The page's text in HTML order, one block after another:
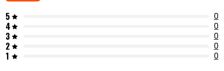
5 0
4 0
3 0
2 0
1 0